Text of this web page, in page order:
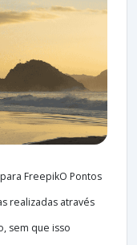
FreepikO Pontos
realizadas através
sem que isso